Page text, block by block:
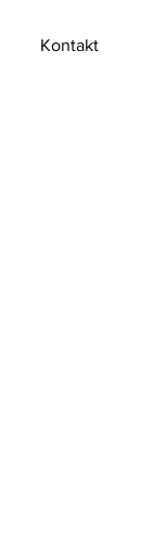
Kontakt